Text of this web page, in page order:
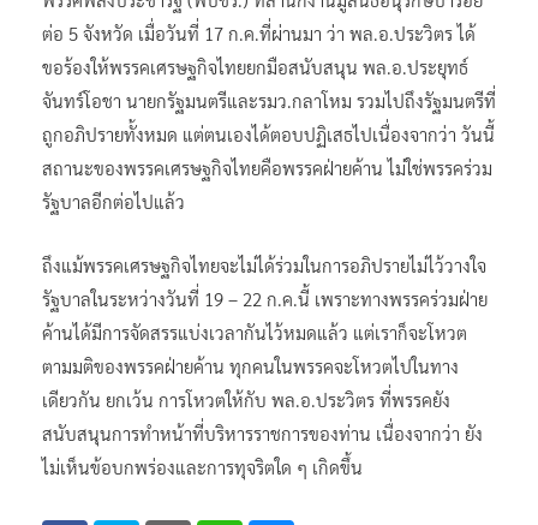
ต่อ 5 จังหวัด เมื่อวันที่ 17 ก.ค.ที่ผ่านมา ว่า พล.อ.ประวิตร ได้
ขอร้องให้พรรคเศรษฐกิจไทยยกมือสนับสนุน พล.อ.ประยุทธ์
จันทร์โอชา นายกรัฐมนตรีและรมว.กลาโหม รวมไปถึงรัฐมนตรีที่
ถูกอภิปรายทั้งหมด แต่ตนเองได้ตอบปฏิเสธไปเนื่องจากว่า วันนี้
สถานะของพรรคเศรษฐกิจไทยคือพรรคฝ่ายค้าน ไม่ใช่พรรคร่วม
รัฐบาลอีกต่อไปแล้ว
ถึงแม้พรรคเศรษฐกิจไทยจะไม่ได้ร่วมในการอภิปรายไม่ไว้วางใจ
รัฐบาลในระหว่างวันที่ 19 – 22 ก.ค.นี้ เพราะทางพรรคร่วมฝ่าย
ค้านได้มีการจัดสรรแบ่งเวลากันไว้หมดแล้ว แต่เราก็จะโหวต
ตามมติของพรรคฝ่ายค้าน ทุกคนในพรรคจะโหวตไปในทาง
เดียวกัน ยกเว้น การโหวตให้กับ พล.อ.ประวิตร ที่พรรคยัง
สนับสนุนการทำหน้าที่บริหารราชการของท่าน เนื่องจากว่า ยัง
ไม่เห็นข้อบกพร่องและการทุจริตใด ๆ เกิดขึ้น